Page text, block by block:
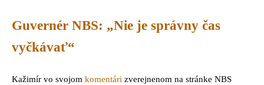
Guvernér NBS: „Nie je správny čas
vyčkávať“
Kažimír vo svojom komentári zverejnenom na stránke NBS